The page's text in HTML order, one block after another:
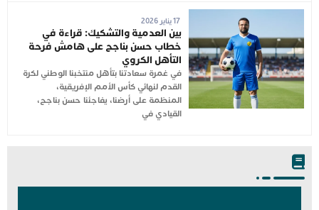
17 يناير 2026
بين العدمية والتشكيك: قراءة في
خطاب حسن بناجح على هامش فرحة
التأهل الكروي
في غمرة سعادتنا بتأهل منتخبنا الوطني لكرة
القدم لنهائي كأس الأمم الإفريقية،
المنظمة على أرضنا، يفاجئنا حسن بناجح،
القيادي في